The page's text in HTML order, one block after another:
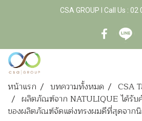
CSA GROUP l Call Us : 02
หน้าแรก บทความทั้งหมด
CSA
ผลิตภัณฑ์จาก NATULIQUE ได้รับ
ของผลิตภัณฑ์จัดแต่งทรงผมดีที่สุดจาก